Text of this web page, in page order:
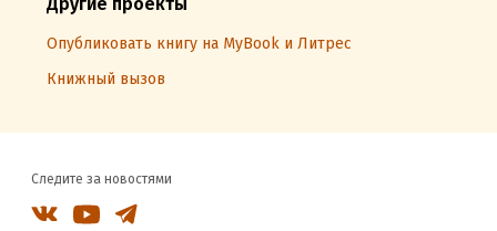
Опубликовать книгу на MyBook и Литрес
Книжный вызов
Следите за новостями